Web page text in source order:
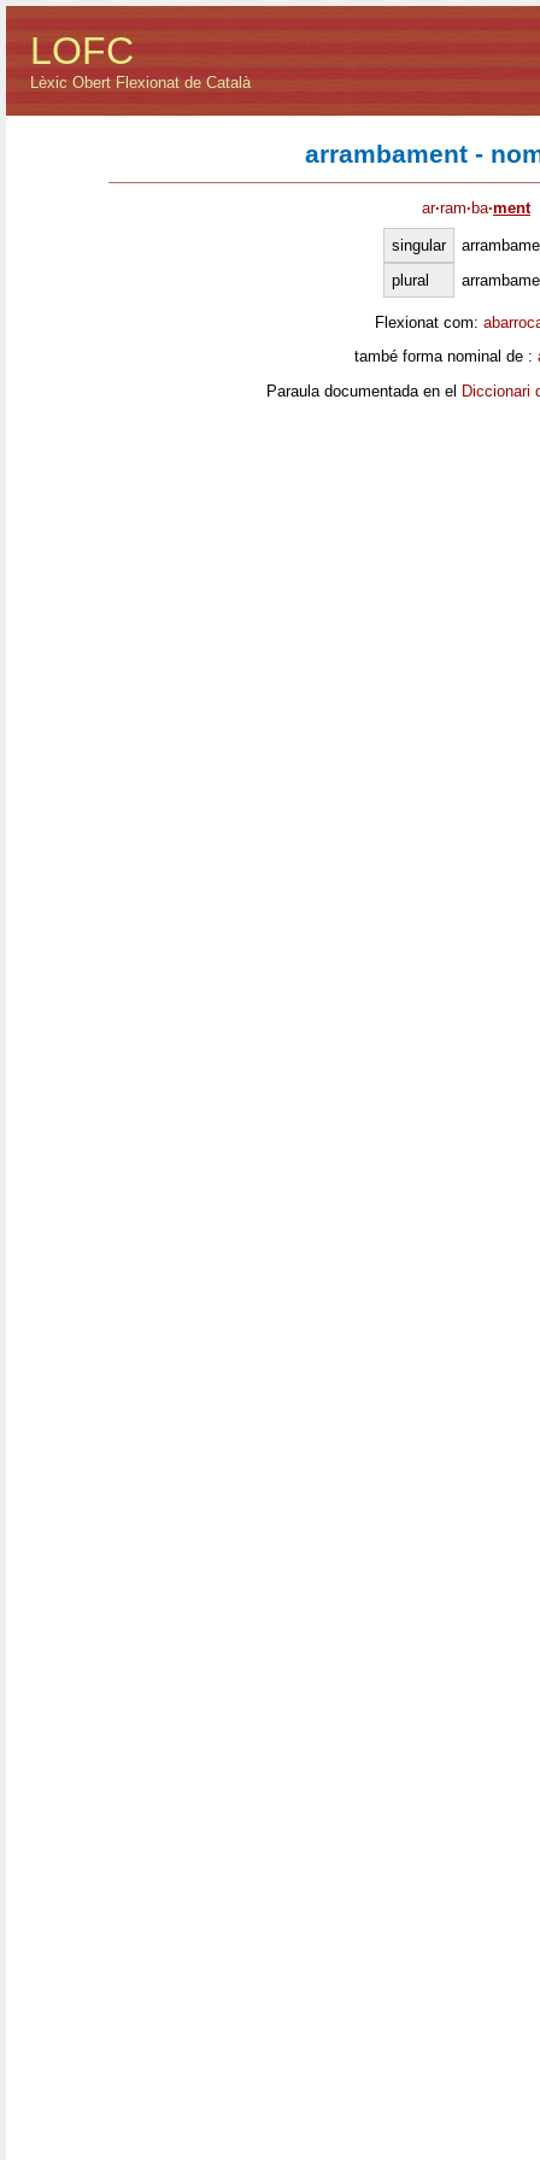
LOFC
Lèxic Obert Flexionat de Català
arrambament -
ar·ram· ba·ment
singular
plural
Flexionat com:
també forma nominal de :
Paraula documentada en el Diccionari